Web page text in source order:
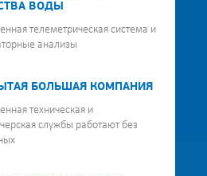
ВОДЫ
телеметрическая система и
анализы
БОЛЬШАЯ КОМПАНИЯ
техническая и
службы работают без